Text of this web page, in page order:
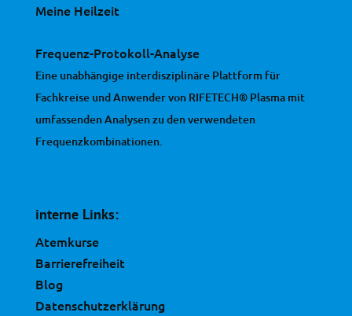
Meine Heilzeit
Frequenz-Protokoll-Analyse
Eine unabhängige interdisziplinäre Plattform für
Fachkreise und Anwender von RIFETECH® Plasma mit
umfassenden Analysen zu den verwendeten
Frequenzkombinationen.
interne Links:
Atemkurse
Barrierefreiheit
Blog
Datenschutzerklärung